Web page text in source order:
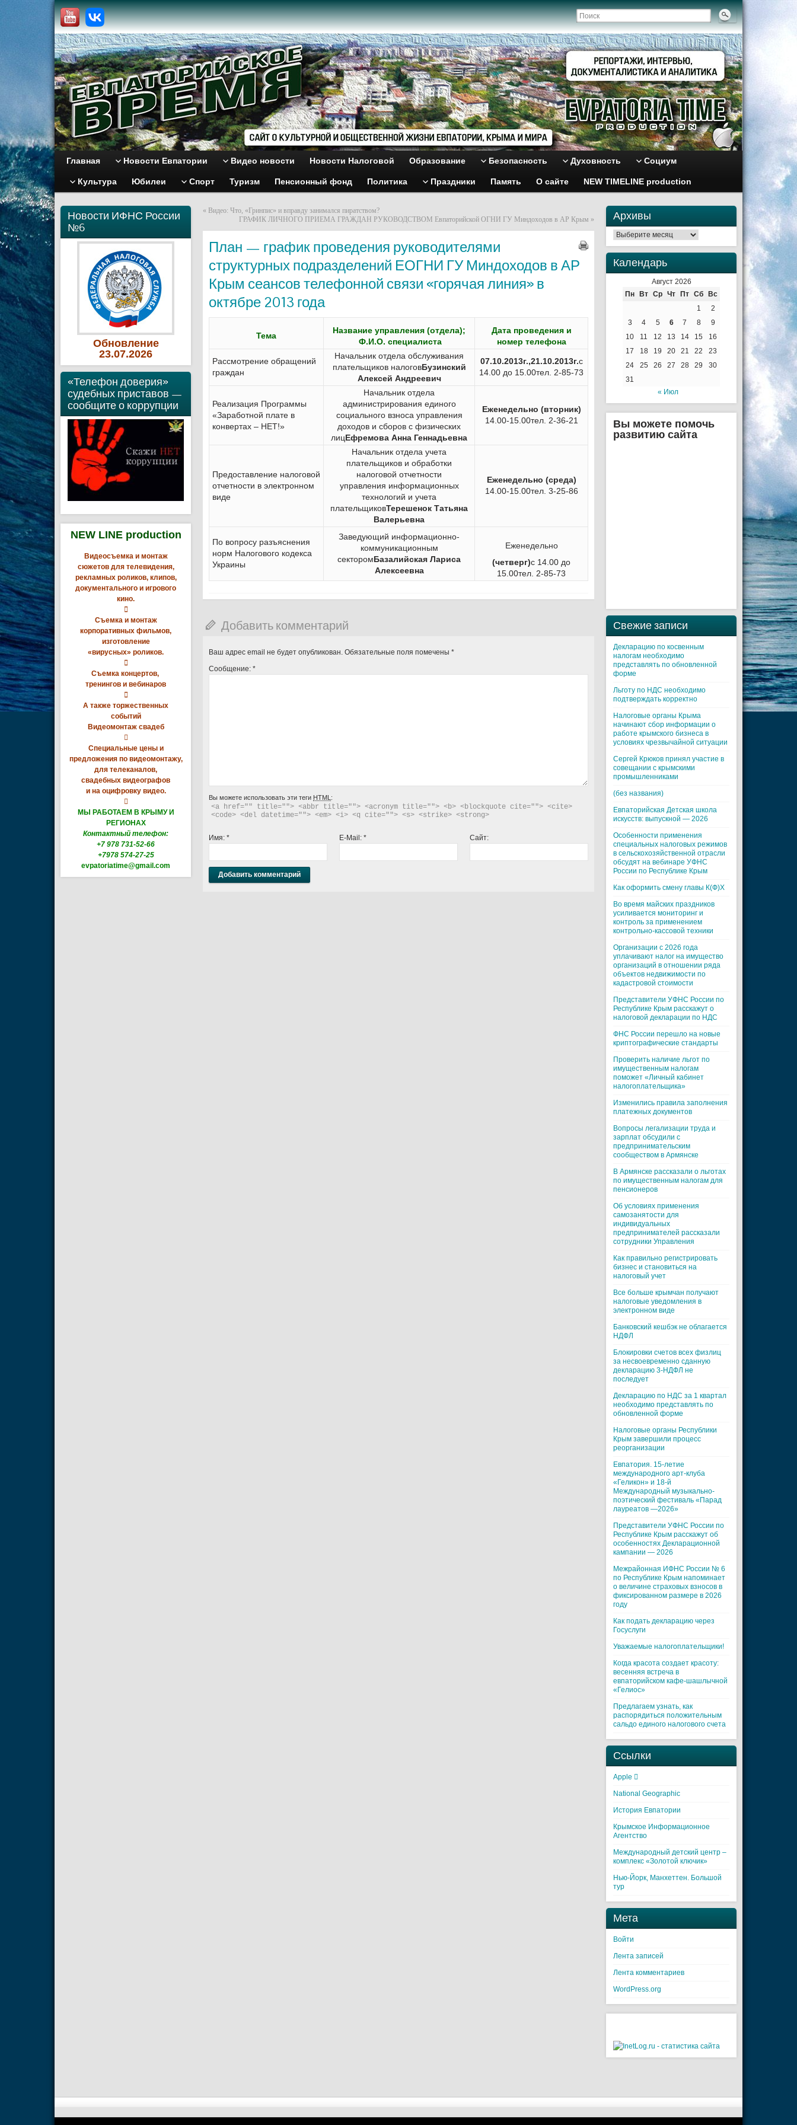
Главная Новости Евпатории Видео новости Новости Налоговой Образование Безопасность Духовность Социум
Культура Юбилеи Спорт Туризм Пенсионный фонд Политика Праздники Память О сайте NEW TIMELINE production
Новости ИФНС России
№6
Обновление
23.07.2026
«Телефон доверия»
судебных приставов —
сообщите о коррупции
NEW LINE production
Видеосъемка и монтаж
сюжетов для телевидения,
рекламных роликов, клипов,
документального и игрового
кино.

Съемка и монтаж
корпоративных фильмов,
изготовление
«вирусных» роликов.

Съемка концертов,
тренингов и вебинаров

А также торжественных
событий
Видеомонтаж свадеб

Специальные цены и
предложения по видеомонтажу,
для телеканалов,
свадебных видеографов
и на оцифровку видео.

МЫ РАБОТАЕМ В КРЫМУ И
РЕГИОНАХ
Контактный телефон:
+7 978 731-52-66
+7978 574-27-25
evpatoriatime@gmail.com
« Видео: Что, «Гринпис» и вправду занимался пиратством?
ГРАФИК ЛИЧНОГО ПРИЕМА ГРАЖДАН РУКОВОДСТВОМ Евпаторийской ОГНИ ГУ Миндоходов в АР Крым »
План — график проведения руководителями
структурных подразделений ЕОГНИ ГУ Миндоходов в АР
Крым сеансов телефонной связи «горячая линия» в
октябре 2013 года
Тема
Название управления (отдела);
Ф.И.О. специалиста
Дата проведения и
номер телефона
Рассмотрение обращений
граждан
Начальник отдела обслуживания
плательщиков налоговБузинский
Алексей Андреевич
07.10.2013г.,21.10.2013г.с
14.00 до 15.00тел. 2-85-73
Реализация Программы
«Заработной плате в
конвертах – НЕТ!»
Начальник отдела
администрирования единого
социального взноса управления
доходов и сборов с физических
лицЕфремова Анна Геннадьевна
Еженедельно (вторник)
14.00-15.00тел. 2-36-21
Предоставление налоговой
отчетности в электронном
виде
Начальник отдела учета
плательщиков и обработки
налоговой отчетности
управления информационных
технологий и учета
плательщиковТерешенок Татьяна
Валерьевна
Еженедельно (среда)
14.00-15.00тел. 3-25-86
По вопросу разъяснения
норм Налогового кодекса
Украины
Заведующий информационно-
коммуникационным
секторомБазалийская Лариса
Алексеевна
Еженедельно
(четверг)с 14.00 до
15.00тел. 2-85-73
Добавить комментарий
Ваш адрес email не будет опубликован. Обязательные поля помечены *
Сообщение: *
Вы можете использовать эти теги HTML :
<a href="" title=""> <abbr title=""> <acronym title=""> <b> <blockquote cite=""> <cite>
<code> <del datetime=""> <em> <i> <q cite=""> <s> <strike> <strong>
Имя: * E-Mail: * Сайт:
Архивы
Архивы
Календарь
Август 2026
Пн
Вт Ср Чт Пт Сб
Вс
1
2
3
4 5 6 7 8
9
10
11 12 13 14 15
16
17
18 19 20 21 22
23
24
25 26 27 28 29
30
31
« Июл
Вы можете помочь
развитию сайта
Свежие записи
Декларацию по косвенным
налогам необходимо
представлять по обновленной
форме
Льготу по НДС необходимо
подтверждать корректно
Налоговые органы Крыма
начинают сбор информации о
работе крымского бизнеса в
условиях чрезвычайной ситуации
Cергей Крюков принял участие в
совещании с крымскими
промышленниками
(без названия)
Евпаторийская Детская школа
искусств: выпускной — 2026
Особенности применения
специальных налоговых режимов
в сельскохозяйственной отрасли
обсудят на вебинаре УФНС
России по Республике Крым
Как оформить смену главы К(Ф)Х
Во время майских праздников
усиливается мониторинг и
контроль за применением
контрольно-кассовой техники
Организации с 2026 года
уплачивают налог на имущество
организаций в отношении ряда
объектов недвижимости по
кадастровой стоимости
Представители УФНС России по
Республике Крым расскажут о
налоговой декларации по НДС
ФНС России перешло на новые
криптографические стандарты
Проверить наличие льгот по
имущественным налогам
поможет «Личный кабинет
налогоплательщика»
Изменились правила заполнения
платежных документов
Вопросы легализации труда и
зарплат обсудили с
предпринимательским
сообществом в Армянске
В Армянске рассказали о льготах
по имущественным налогам для
пенсионеров
Об условиях применения
самозанятости для
индивидуальных
предпринимателей рассказали
сотрудники Управления
Как правильно регистрировать
бизнес и становиться на
налоговый учет
Все больше крымчан получают
налоговые уведомления в
электронном виде
Банковский кешбэк не облагается
НДФЛ
Блокировки счетов всех физлиц
за несвоевременно сданную
декларацию 3-НДФЛ не
последует
Декларацию по НДС за 1 квартал
необходимо представлять по
обновленной форме
Налоговые органы Республики
Крым завершили процесс
реорганизации
Евпатория. 15-летие
международного арт-клуба
«Геликон» и 18-й
Международный музыкально-
поэтический фестиваль «Парад
лауреатов —2026»
Представители УФНС России по
Республике Крым расскажут об
особенностях Декларационной
кампании — 2026
Межрайонная ИФНС России № 6
по Республике Крым напоминает
о величине страховых взносов в
фиксированном размере в 2026
году
Как подать декларацию через
Госуслуги
Уважаемые налогоплательщики!
Когда красота создает красоту:
весенняя встреча в
евпаторийском кафе-шашлычной
«Гелиос»
Предлагаем узнать, как
распорядиться положительным
сальдо единого налогового счета
Ссылки
Apple 
National Geographic
История Евпатории
Крымское Информационное
Агентство
Международный детский центр –
комплекс «Золотой ключик»
Нью-Йорк, Манхеттен. Большой
тур
Мета
Войти
Лента записей
Лента комментариев
WordPress.org